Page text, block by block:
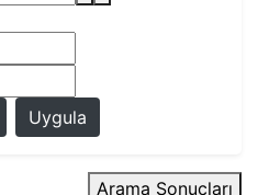
Uygula
Arama Sonuçları